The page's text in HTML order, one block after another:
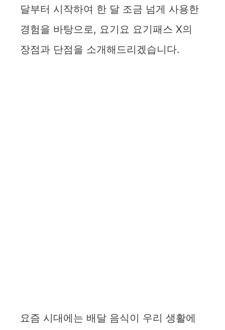
달부터 시작하여 한 달 조금 넘게 사용한
경험을 바탕으로, 요기요 요기패스 X의
장점과 단점을 소개해드리겠습니다.
요즘 시대에는 배달 음식이 우리 생활에